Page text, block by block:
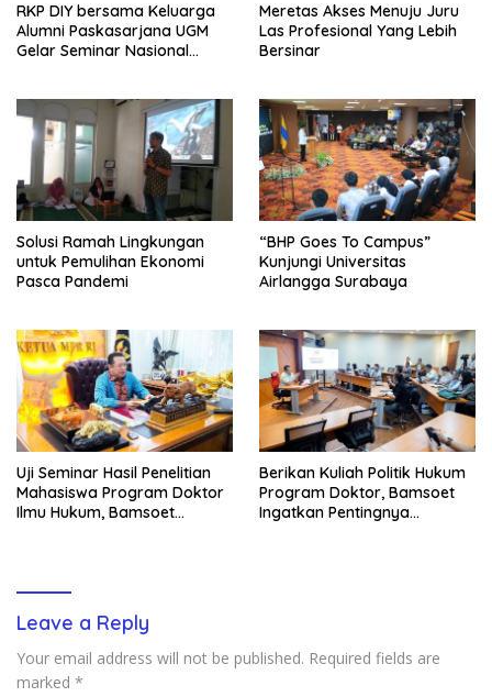
RKP DIY bersama Keluarga
Alumni Paskasarjana UGM
Gelar Seminar Nasional
Meretas Akses Menuju Juru
Las Profesional Yang Lebih
Bersinar
Solusi Ramah Lingkungan
untuk Pemulihan Ekonomi
Pasca Pandemi
“BHP Goes To Campus”
Kunjungi Universitas
Airlangga Surabaya
Uji Seminar Hasil Penelitian
Mahasiswa Program Doktor
Ilmu Hukum, Bamsoet
Berikan Kuliah Politik Hukum
Program Doktor, Bamsoet
Ingatkan Pentingnya
Leave a Reply
Your email address will not be published. Required fields are
marked *